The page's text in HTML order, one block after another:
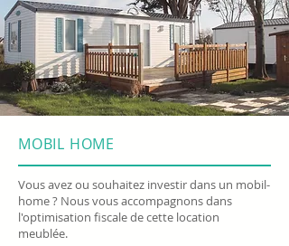
MOBIL HOME
Vous avez ou souhaitez investir dans un mobil-
home ? Nous vous accompagnons dans
l'optimisation fiscale de cette location
meublée.